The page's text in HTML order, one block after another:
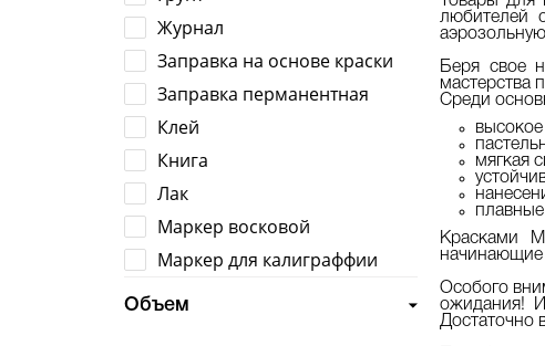
Журнал
Заправка на основе краски
Заправка перманентная
Клей
Книга
Лак
Маркер восковой
Маркер для калиграффии
Объем
любителей
Беря свое
мастерства
Среди
высокое
мягкая
Красками
Особого
ожидания!
Достаточно